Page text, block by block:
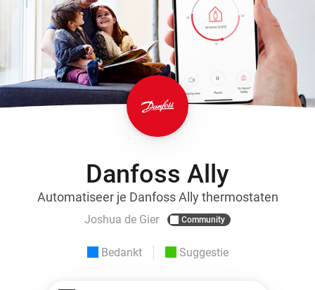
Danfoss Ally
Automatiseer je Danfoss Ally thermostaten
Joshua de Gier Community
Bedankt Suggestie